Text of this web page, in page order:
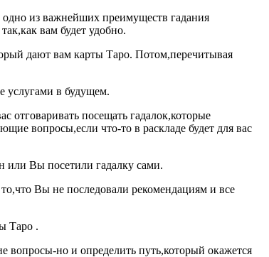
одно из важнейших преимуществ гадания
вам будет удобно.
дают вам карты Таро. Потом,перечитывая
услугами в будущем.
отговаривать посещать гадалок,которые
вопросы,если что-то в раскладе будет для вас
или Вы посетили гадалку сами.
Вы не последовали рекомендациям и все
Таро .
вопросы-но и определить путь,который окажется